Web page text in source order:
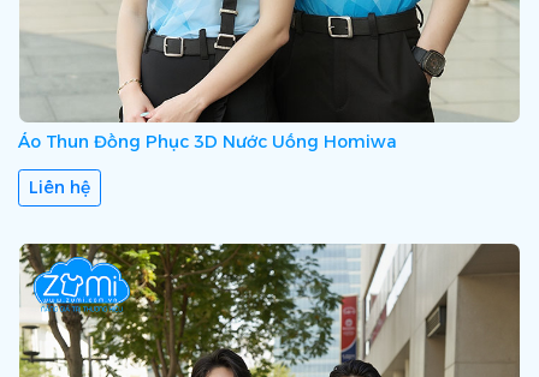
Áo Thun Đồng Phục 3D Nước Uống Homiwa
Liên hệ